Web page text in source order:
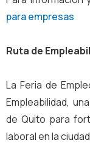
para empresas
Ruta de
La Feria de
Empleabilidad,
de Quito para
laboral en la